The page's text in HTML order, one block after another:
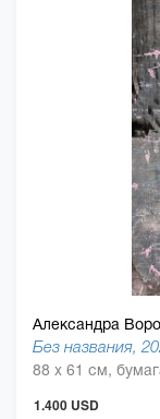
Александра
Без названия,
88 x 61 см,
1.400 USD